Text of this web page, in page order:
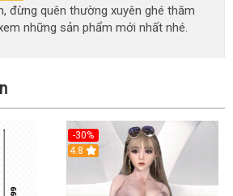
đừng quên thường xuyên ghé thăm
những sản phẩm mới nhất nhé.
-30%
4.8